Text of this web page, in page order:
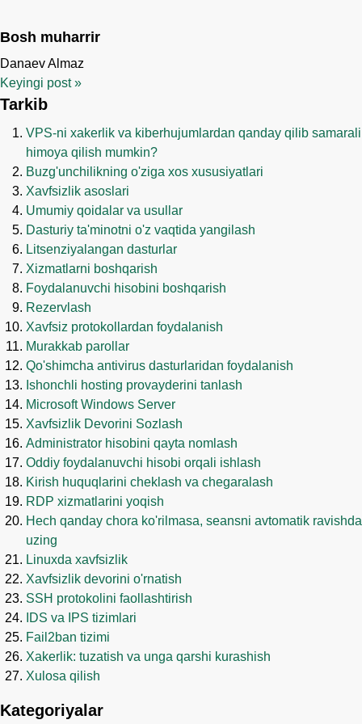
Bosh muharrir
Danaev Almaz
Keyingi post»
Tarkib
VPS-ni xakerlik va kiberhujumlardan qanday qilib samarali
himoya qilish mumkin?
Buzg'unchilikning o'ziga xos xususiyatlari
Xavfsizlik asoslari
Umumiy qoidalar va usullar
Dasturiy ta'minotni o'z vaqtida yangilash
Litsenziyalangan dasturlar
Xizmatlarni boshqarish
Foydalanuvchi hisobini boshqarish
Rezervlash
Xavfsiz protokollardan foydalanish
Murakkab parollar
Qo'shimcha antivirus dasturlaridan foydalanish
Ishonchli hosting provayderini tanlash
Microsoft Windows Server
Xavfsizlik Devorini Sozlash
Administrator hisobini qayta nomlash
Oddiy foydalanuvchi hisobi orqali ishlash
Kirish huquqlarini cheklash va chegaralash
RDP xizmatlarini yoqish
Hech qanday chora ko'rilmasa, seansni avtomatik ravishda
uzing
Linuxda xavfsizlik
Xavfsizlik devorini o'rnatish
SSH protokolini faollashtirish
IDS va IPS tizimlari
Fail2ban tizimi
Xakerlik: tuzatish va unga qarshi kurashish
Xulosa qilish
Kategoriyalar